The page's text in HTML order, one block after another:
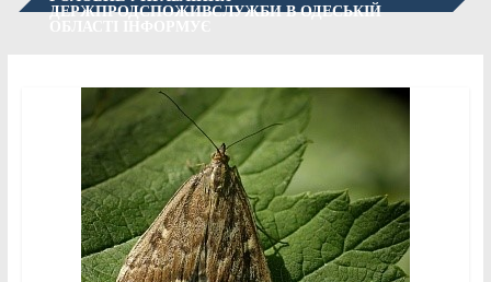
ДЕРЖПРОДСПОЖИВСЛУЖБИ В ОДЕСЬКІЙ